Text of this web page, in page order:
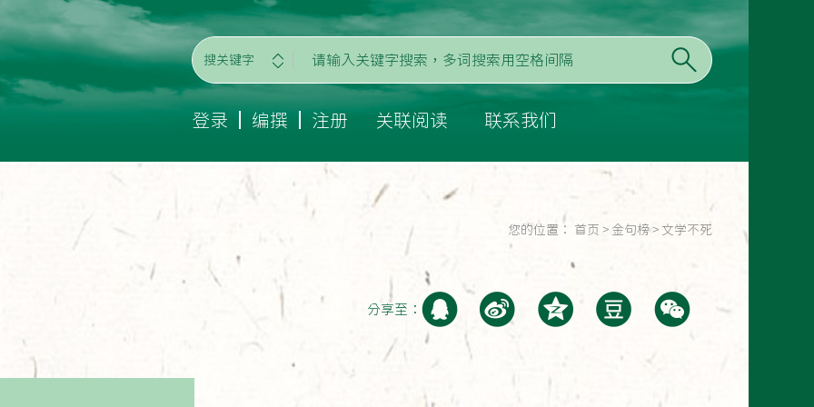
搜关键字
登录 编撰 注册 关联阅读 联系我们
您的位置： 首页 > 金句榜 > 文学不死
分享至：